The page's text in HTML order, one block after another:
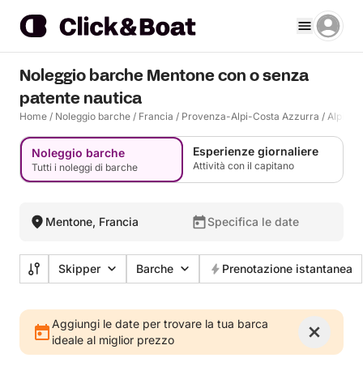
Noleggio barche Mentone con o senza
patente nautica
Home / Noleggio barche / Francia / Provenza-Alpi-Costa Azzurra / Alpi
Noleggio barche
Tutti i noleggi di barche
Esperienze giornaliere
Attività con il capitano
Mentone, Francia Specifica le date
Skipper Barche Prenotazione istantanea
Aggiungi le date per trovare la tua barca
ideale al miglior prezzo